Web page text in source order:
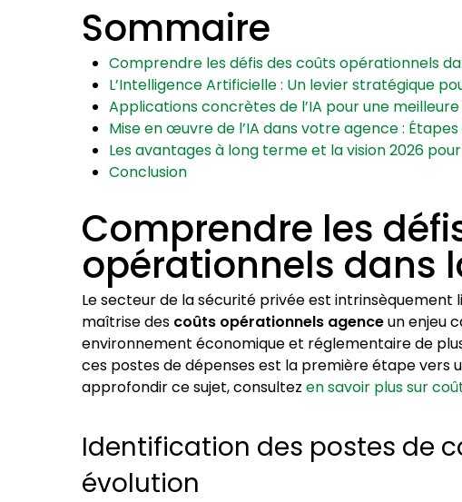
Sommaire
Comprendre les défis des coûts opérationnels
L’Intelligence Artificielle : Un levier stratégique
Applications concrètes de l’IA pour une
Mise en œuvre de l’IA dans votre agence :
Les avantages à long terme et la vision 2026
Conclusion
Comprendre les
opérationnels dans
Le secteur de la sécurité privée est
maîtrise des coûts opérationnels agenceun enjeu
environnement économique et réglementaire de
ces postes de dépenses est la première étape vers
approfondir ce sujet, consultez en savoir plus sur
Identification des postes de
évolution